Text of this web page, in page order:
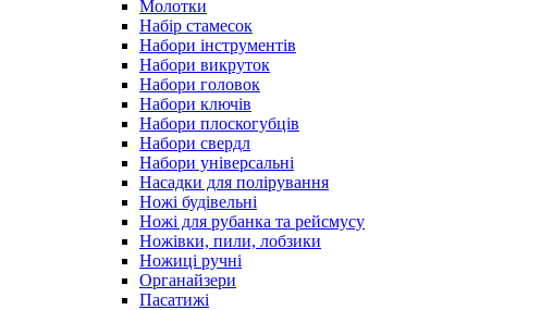
Молотки
Набір стамесок
Набори інструментів
Набори викруток
Набори головок
Набори ключів
Набори плоскогубців
Набори свердл
Набори універсальні
Насадки для полірування
Ножі будівельні
Ножі для рубанка та рейсмусу
Ножівки, пили, лобзики
Ножиці ручні
Органайзери
Пасатижі